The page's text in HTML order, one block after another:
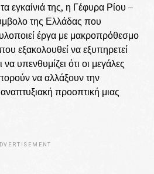
εγκαίνιά της, η Γέφυρα Ρίου –
της Ελλάδας που
υλοποιεί έργα με μακροπρόθεσμο
εξακολουθεί να εξυπηρετεί
υπενθυμίζει ότι οι μεγάλες
να αλλάξουν την
προοπτική μιας